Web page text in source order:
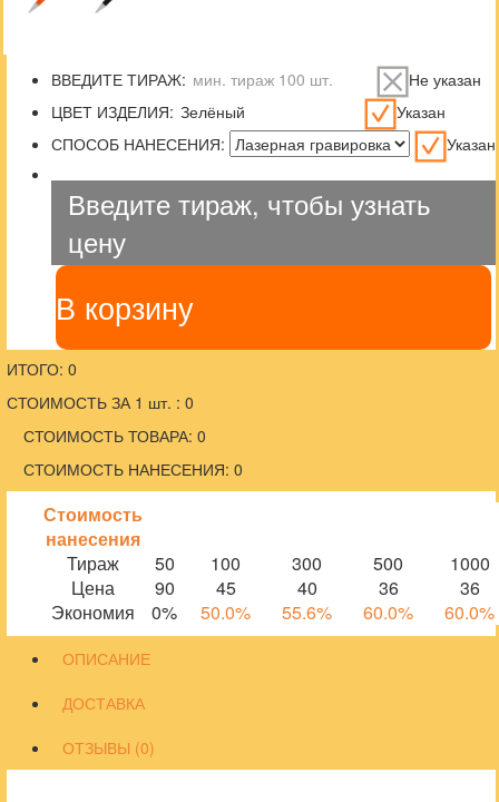
ВВЕДИТЕ ТИРАЖ:
Не указан
ЦВЕТ ИЗДЕЛИЯ:
Указан
СПОСОБ НАНЕСЕНИЯ:
Указан
Введите тираж, чтобы узнать
цену
В корзину
ИТОГО: 0
СТОИМОСТЬ ЗА 1 шт. : 0
СТОИМОСТЬ ТОВАРА: 0
СТОИМОСТЬ НАНЕСЕНИЯ: 0
Стоимость
нанесения
Тираж
50 100 300 500
1000
Цена
90 45 40 36
36
Экономия
0% 50.0% 55.6% 60.0% 60.0%
ОПИСАНИЕ
ДОСТАВКА
ОТЗЫВЫ (0)